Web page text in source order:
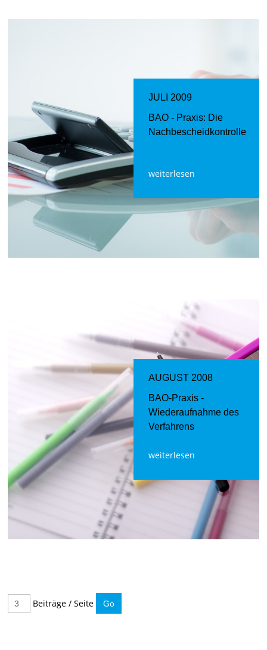
JULI 2009
BAO - Praxis: Die
Nachbescheidkontrolle
weiterlesen
AUGUST 2008
BAO-Praxis -
Wiederaufnahme des
Verfahrens
weiterlesen
Beiträge / Seite